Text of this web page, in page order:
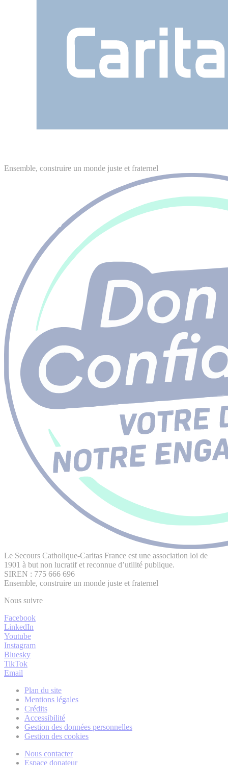
Ensemble, construire un monde juste et fraternel
Le Secours Catholique-Caritas France est une association loi de
1901 à but non lucratif et reconnue d’utilité publique.
SIREN : 775 666 696
Ensemble, construire un monde juste et fraternel
Nous suivre
Facebook
LinkedIn
Youtube
Instagram
Bluesky
TikTok
Email
Plan du site
Mentions légales
Crédits
Accessibilité
Gestion des données personnelles
Gestion des cookies
Nous contacter
Espace donateur